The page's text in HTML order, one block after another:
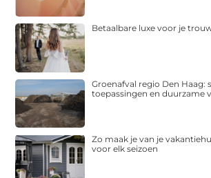
Betaalbare luxe voor je
Groenafval regio Den Haag:
toepassingen en duurzame
Zo maak je van je
voor elk seizoen